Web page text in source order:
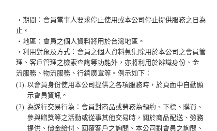
‧期間：會員當事人要求停止使用或本公司停止提供服務之日為
止。
‧地區：會員之個人資料將用於台灣地區。
‧利用對象及方式：會員之個人資料蒐集除用於本公司之會員管
理、客戶管理之檢索查詢等功能外，亦將利用於辨識身份、金
流服務、物流服務、行銷廣宣等。例示如下：
(1). 以會員身份使用本公司提供之各項服務時，於頁面中自動顯
示會員資訊。
(2). 為遂行交易行為：會員對商品或勞務為預約、下標、購買、
參與贈獎等之活動或從事其他交易時，關於商品配送、勞務
提供、價金給付、回覆客戶之詢問、本公司對會員之詢問、